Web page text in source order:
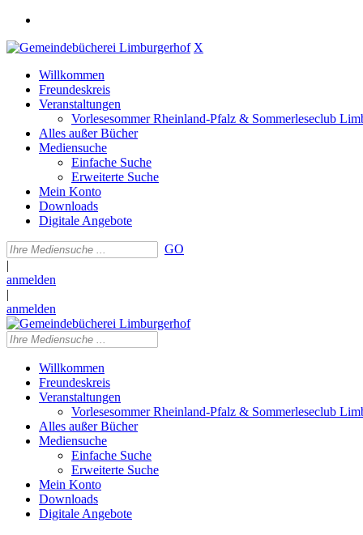
X
Willkommen
Freundeskreis
Veranstaltungen
Vorlesesommer Rheinland-Pfalz & Sommerleseclub
Alles außer Bücher
Mediensuche
Einfache Suche
Erweiterte Suche
Mein Konto
Downloads
Digitale Angebote
GO
|
anmelden
|
anmelden
Willkommen
Freundeskreis
Veranstaltungen
Vorlesesommer Rheinland-Pfalz & Sommerleseclub
Alles außer Bücher
Mediensuche
Einfache Suche
Erweiterte Suche
Mein Konto
Downloads
Digitale Angebote